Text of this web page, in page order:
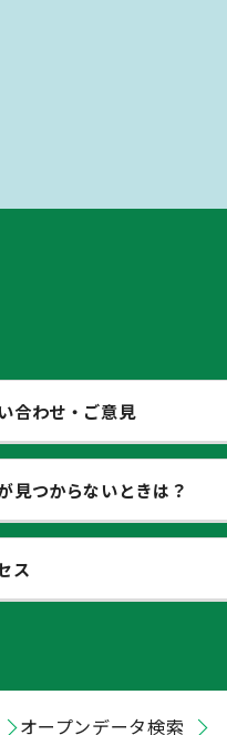
合わせ・ご意見
見つからないときは？
ス
オープンデータ検索